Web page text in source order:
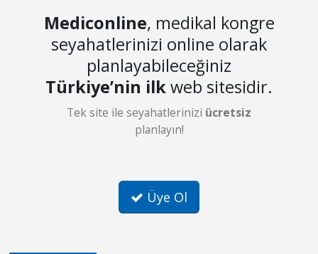
Mediconline, medikal kongre
seyahatlerinizi online olarak
planlayabileceğiniz
Türkiye’nin ilkweb sitesidir.
Tek site ile seyahatlerinizi ücretsiz
planlayın!
Üye Ol